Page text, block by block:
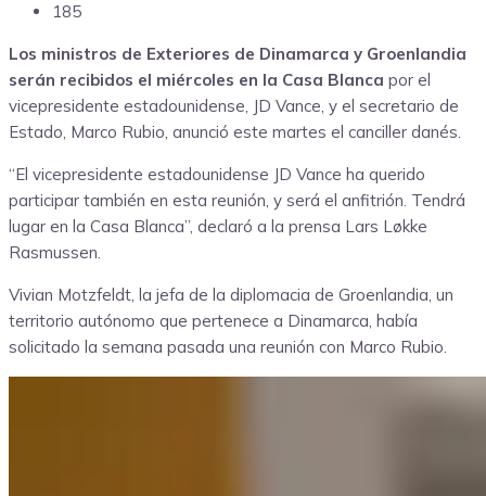
185
Los ministros de Exteriores de Dinamarca y Groenlandia
serán recibidos el miércoles en la Casa Blanca por el
vicepresidente estadounidense, JD Vance, y el secretario de
Estado, Marco Rubio, anunció este martes el canciller danés.
“El vicepresidente estadounidense JD Vance ha querido
participar también en esta reunión, y será el anfitrión. Tendrá
lugar en la Casa Blanca”, declaró a la prensa Lars Løkke
Rasmussen.
Vivian Motzfeldt, la jefa de la diplomacia de Groenlandia, un
territorio autónomo que pertenece a Dinamarca, había
solicitado la semana pasada una reunión con Marco Rubio.